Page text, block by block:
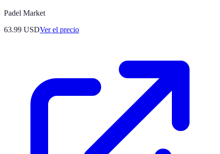
Padel Market
63.99 USDVer el precio